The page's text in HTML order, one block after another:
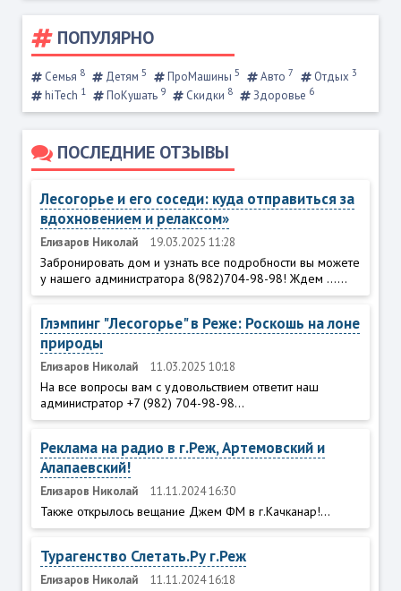
ПОПУЛЯРНО
Семья 8 Детям 5 ПроМашины 5 Авто 7 Отдых 3
hiTech 1 ПоКушать 9 Скидки 8 Здоровье 6
ПОСЛЕДНИЕ ОТЗЫВЫ
Лесогорье и его соседи: куда отправиться за
вдохновением и релаксом»
Елизаров Николай 19.03.2025 11:28
Забронировать дом и узнать все подробности вы можете
у нашего администратора 8(982)704-98-98! Ждем ......
Глэмпинг "Лесогорье" в Реже: Роскошь на лоне
природы
Елизаров Николай 11.03.2025 10:18
На все вопросы вам с удовольствием ответит наш
администратор +7 (982) 704-98-98...
Реклама на радио в г.Реж, Артемовский и
Алапаевский!
Елизаров Николай 11.11.2024 16:30
Также открылось вещание Джем ФМ в г.Качканар!...
Турагенство Слетать.Ру г.Реж
Елизаров Николай 11.11.2024 16:18